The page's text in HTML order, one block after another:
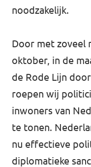
noodzakelijk.
Door met zoveel
oktober, in de
de Rode Lijn
roepen wij
inwoners van
te tonen.
nu effectieve
diplomatieke